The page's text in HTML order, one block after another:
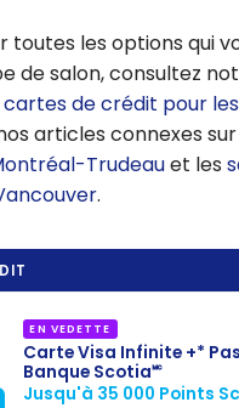
toutes les options qui
de salon, consultez
de crédit pour les
articles connexes
Trudeauet les
.
EN VEDETTE
Carte Visa Infinite +*
Banque Scotia🅪
Jusqu'à 35 000 Points